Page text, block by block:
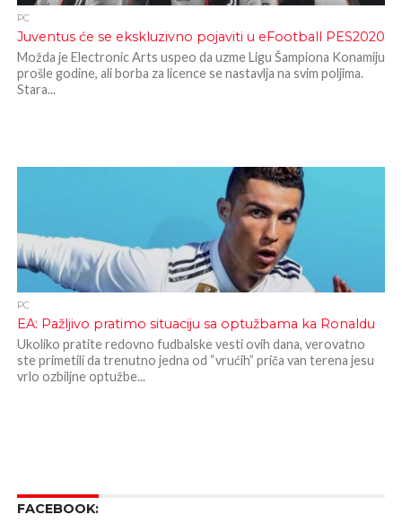
PC
Juventus će se ekskluzivno pojaviti u eFootball PES2020
Možda je Electronic Arts uspeo da uzme Ligu Šampiona Konamiju
prošle godine, ali borba za licence se nastavlja na svim poljima.
Stara...
PC
EA: Pažljivo pratimo situaciju sa optužbama ka Ronaldu
Ukoliko pratite redovno fudbalske vesti ovih dana, verovatno
ste primetili da trenutno jedna od “vrućih” priča van terena jesu
vrlo ozbiljne optužbe...
FACEBOOK: